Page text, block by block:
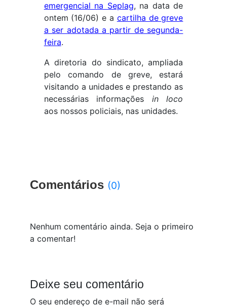
emergencial na Seplag, na data de
ontem (16/06) e a cartilha de greve
a ser adotada a partir de segunda-
feira.
A diretoria do sindicato, ampliada
pelo comando de greve, estará
visitando a unidades e prestando as
necessárias informações in loco
aos nossos policiais, nas unidades.
Comentários (0)
Nenhum comentário ainda. Seja o primeiro
a comentar!
Deixe seu comentário
O seu endereço de e-mail não será